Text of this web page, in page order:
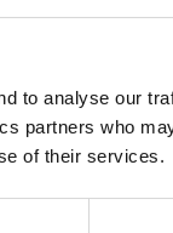
to analyse our
partners who
of their services.